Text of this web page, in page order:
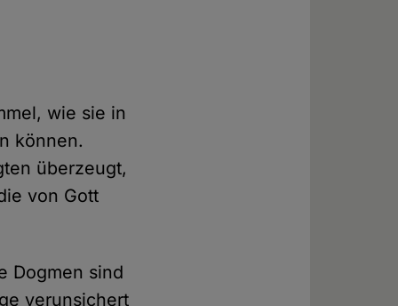
wie sie in
können.
überzeugt,
von Gott
Dogmen sind
verunsichert